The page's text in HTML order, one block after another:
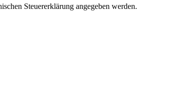
Steuererklärung angegeben werden.